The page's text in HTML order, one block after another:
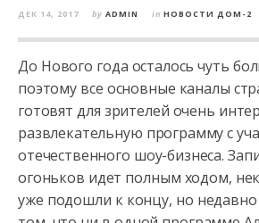
ДЕК 14, 2017 by ADMIN in НОВОСТИ ДОМ-2
До Нового года осталось чуть
поэтому все основные каналы
готовят для зрителей очень
развлекательную программу с
отечественного шоу-бизнеса.
огоньков идет полным ходом,
уже подошли к концу, но недавно